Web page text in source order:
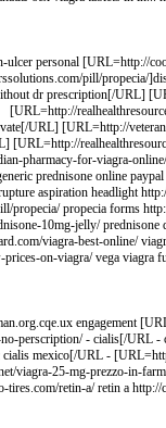
personal [URL=http://
pill/propecia/
dr prescription[/URL]
[URL=http://
URL] [URL=http://
[URL=http://
pharmacy-for-viagra-
prednisone online paypal
aspiration headlight
propecia/ propecia forms
10mg-jelly/
viagra-best-online/
on-viagra/ vega viagra
engagement
perscription/ - cialis[/URL
mexico[/URL -
viagra-25-mg-prezzo-in-
retin-a/ retin a